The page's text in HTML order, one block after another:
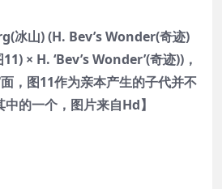
冰山) (H. Bev’s Wonder(奇迹)
× H. ‘Bev’s Wonder’(奇迹))，
，图11作为亲本产生的子代并不
的一个，图片来自Hd】